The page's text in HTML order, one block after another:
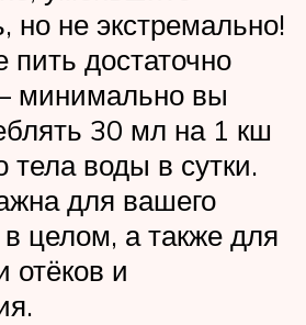
но не экстремально!
достаточно
минимально вы
30 мл на 1 кш
воды в сутки.
для вашего
целом, а также для
отёков и